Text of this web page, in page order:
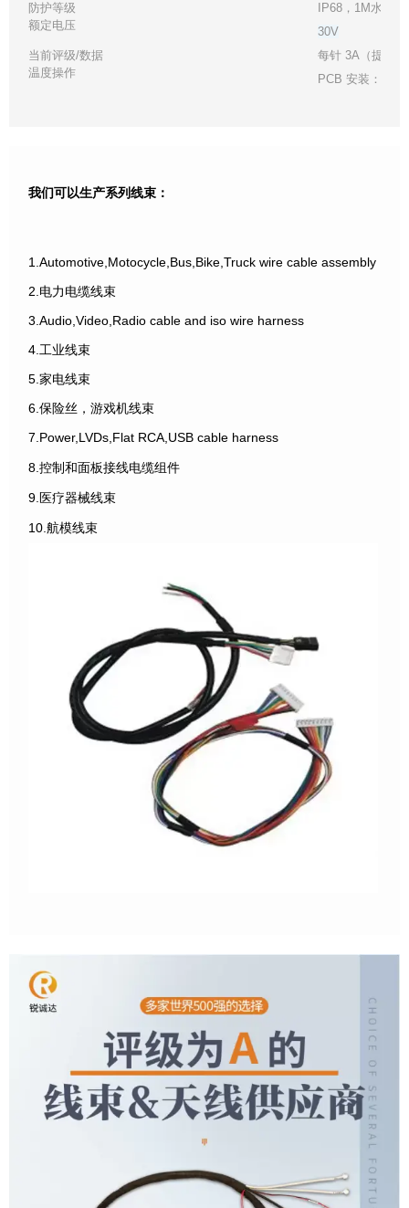
防护等级
IP68，1M水深
额定电压
30V
当前评级/数据
每针 3A（提供
温度操作
PCB 安装：-
我们可以生产系列线束：
1.Automotive,Motocycle,Bus,Bike,Truck wire cable assembly
2.电力电缆线束
3.Audio,Video,Radio cable and iso wire harness
4.工业线束
5.家电线束
6.保险丝，游戏机线束
7.Power,LVDs,Flat RCA,USB cable harness
8.控制和面板接线电缆组件
9.医疗器械线束
10.航模线束